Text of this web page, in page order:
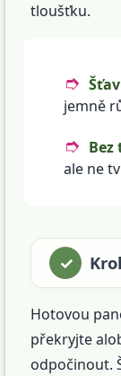
tloušťku.
jemně
Bez
ale ne
Hotovou
překryjte
odpočinout.